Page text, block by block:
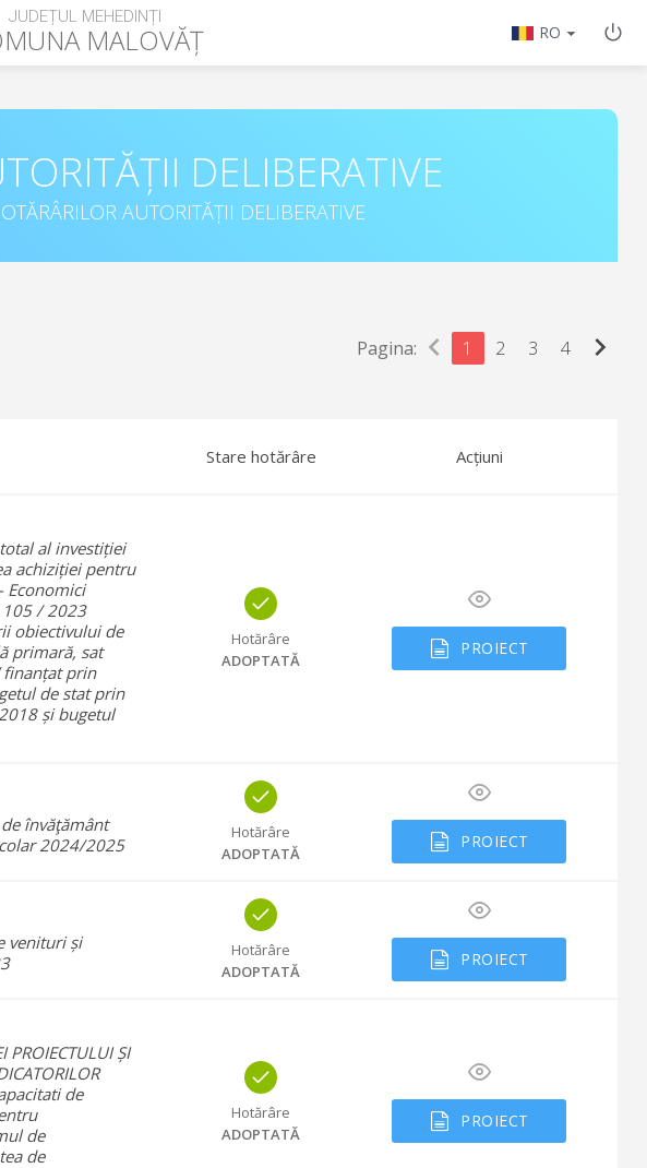
JUDEȚUL MEHEDINȚI
MALOVĂȚ RO
DELIBERATIVE
AUTORITĂȚII DELIBERATIVE
Pagina: chevron_left 1 2 3 4 chevron_right
Stare hotărâre Acțiuni
al investiției
achiziției pentru
Economici
105 / 2023
obiectivului de
primară, sat
finanțat prin
de stat prin
și bugetul
Hotărâre
ADOPTATĂ
PROIECT
învăţământ
2024/2025
Hotărâre
ADOPTATĂ
PROIECT
venituri și
Hotărâre
ADOPTATĂ
PROIECT
ȘI
de
de
de
Hotărâre
ADOPTATĂ
PROIECT